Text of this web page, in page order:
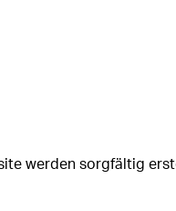
werden sorgfältig